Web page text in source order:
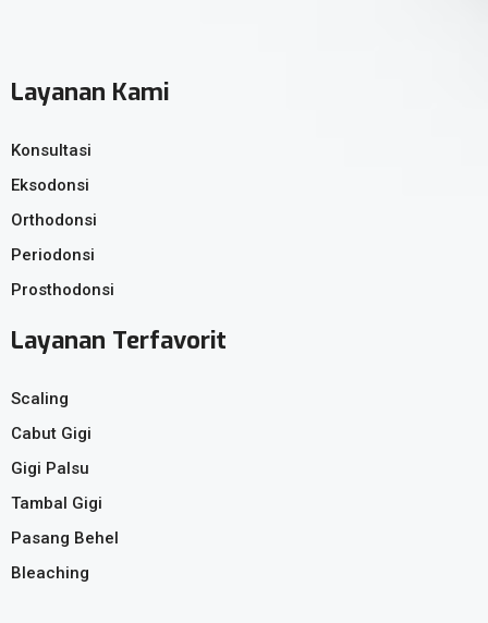
Layanan Kami
Konsultasi
Eksodonsi
Orthodonsi
Periodonsi
Prosthodonsi
Layanan Terfavorit
Scaling
Cabut Gigi
Gigi Palsu
Tambal Gigi
Pasang Behel
Bleaching